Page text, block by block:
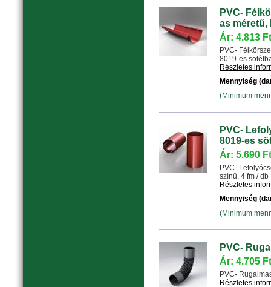
PVC-
as méretű,
Ár: 4.813
PVC-
8019-es
Részletes
Mennyiség
(Minimum
PVC-
8019-es
Ár: 5.690
PVC-
színű, 4 fm / db
Részletes
Mennyiség
(Minimum
PVC-
Ár: 4.705
PVC-
Részletes